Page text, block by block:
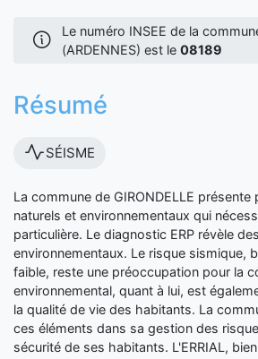
Le numéro INSEE de la
(ARDENNES) est le 08189
Résumé
SÉISME
La commune de GIRONDELLE présente
naturels et environnementaux qui
particulière. Le diagnostic ERP révèle
environnementaux. Le risque sismique,
faible, reste une préoccupation pour la
environnemental, quant à lui, est
la qualité de vie des habitants. La
ces éléments dans sa gestion des
sécurité de ses habitants. L'ERRIAL,